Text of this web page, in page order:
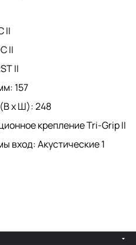
II
II
II
157
х Ш): 248
крепление Tri-Grip II
вход: Акустические 1